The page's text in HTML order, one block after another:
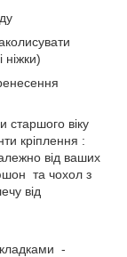
ніжки)
старшого віку
кріплення :
від ваших
та чохол з
від
-